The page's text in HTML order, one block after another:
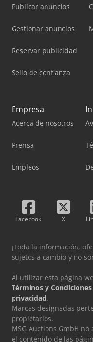
Publicar anuncios
Gestionar anuncios
Reservar publicidad
Sello de confianza
Empresa
Acerca de nosotros
Prensa
Empleos
Facebook X
¡Toda la información,
sujetos a cambio y no
Al utilizar esta página
Términos y Condiciones
privacidad.
Marcas designadas
propietarios.
MSG Auctions GmbH
el contenido de las